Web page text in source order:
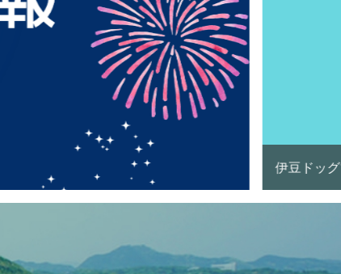
【伊豆半